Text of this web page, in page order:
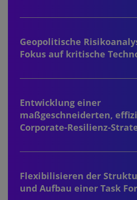
Geopolitische
Fokus auf kritische
Entwicklung einer
maßgeschneiderten,
Corporate-Resilienz-
Flexibilisieren der
und Aufbau einer Task